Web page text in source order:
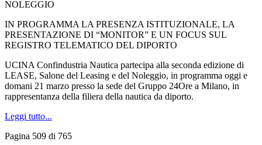
NOLEGGIO
IN PROGRAMMA LA PRESENZA ISTITUZIONALE, LA
PRESENTAZIONE DI “MONITOR” E UN FOCUS SUL
REGISTRO TELEMATICO DEL DIPORTO
UCINA Confindustria Nautica partecipa alla seconda edizione di
LEASE, Salone del Leasing e del Noleggio, in programma oggi e
domani 21 marzo presso la sede del Gruppo 24Ore a Milano, in
rappresentanza della filiera della nautica da diporto.
Leggi tutto...
Pagina 509 di 765